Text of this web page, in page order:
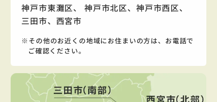
神戸市東灘区、 神戸市北区、神戸市西区、
三田市、西宮市
その他のお近くの地域にお住まいの方は、お電話で
ご確認ください。